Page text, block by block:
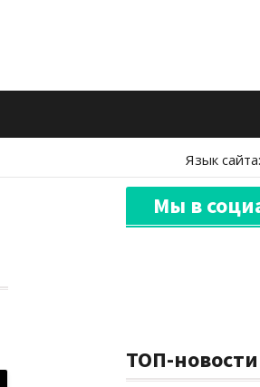
Язык сайта:
Мы в
ТОП-новости